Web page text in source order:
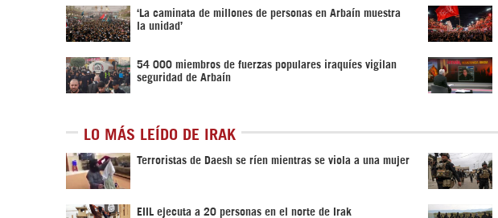
‘La caminata de millones de personas en Arbaín muestra
la unidad’
54 000 miembros de fuerzas populares iraquíes vigilan
seguridad de Arbaín
LO MÁS LEÍDO DE IRAK
Terroristas de Daesh se ríen mientras se viola a una mujer
EIIL ejecuta a 20 personas en el norte de Irak